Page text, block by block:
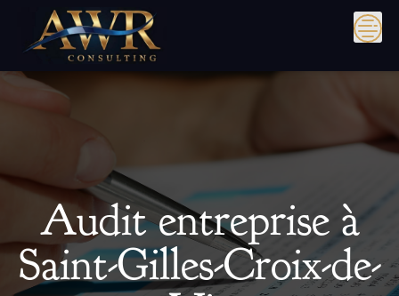
content
Audit entreprise à
Saint-Gilles-Croix-de-